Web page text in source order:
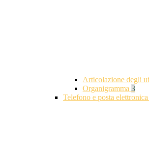
Articolazione degli
Organigramma 3
Telefono e posta elettronica